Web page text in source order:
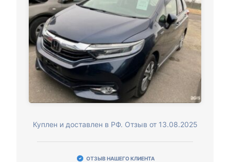
Куплен и доставлен в РФ. Отзыв от 13.08.2025
ОТЗЫВ НАШЕГО КЛИЕНТА